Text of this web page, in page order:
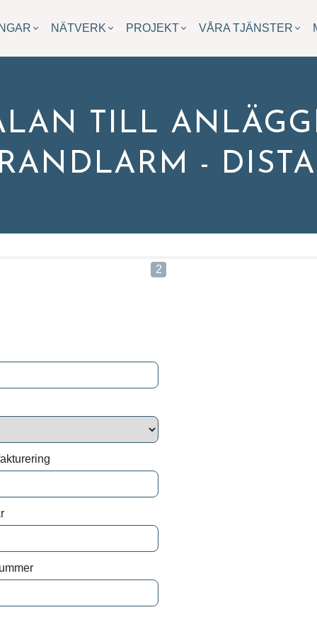
NÄTVERK PROJEKT VÅRA TJÄNSTER
TILL
-
2
dina personuppgifter i enlighet med